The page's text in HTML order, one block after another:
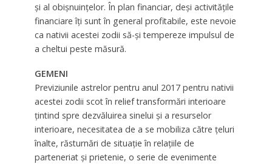
şi al obişnuinţelor. În plan financiar, deşi activităţile
financiare îţi sunt în general profitabile, este nevoie
ca nativii acestei zodii să-și tempereze impulsul de
a cheltui peste măsură.
GEMENI
Previziunile astrelor pentru anul 2017 pentru nativii
acestei zodii scot în relief transformări interioare
ţintind spre dezvăluirea sinelui şi a resurselor
interioare, necesitatea de a se mobiliza către ţeluri
înalte, răsturnări de situaţie în relaţiile de
parteneriat şi prietenie, o serie de evenimente